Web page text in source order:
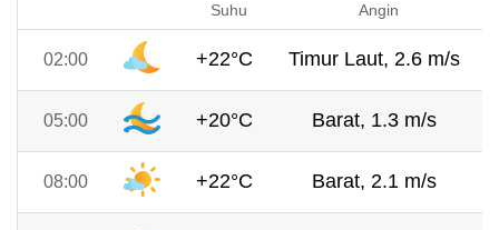
Suhu Angin
02:00 +22°C Timur Laut, 2.6 m/s
05:00 +20°C Barat, 1.3 m/s
08:00 +22°C Barat, 2.1 m/s